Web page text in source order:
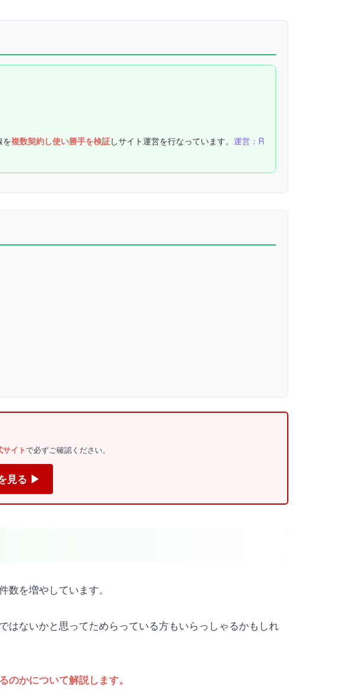
を複数契約し使い勝手を検証しサイト運営を行なっています。 運営：R
イトで必ずご確認ください。
見る ▶
を増やしています。
ないかと思ってためらっている方もいらっしゃるかもしれ
かについて解説します。